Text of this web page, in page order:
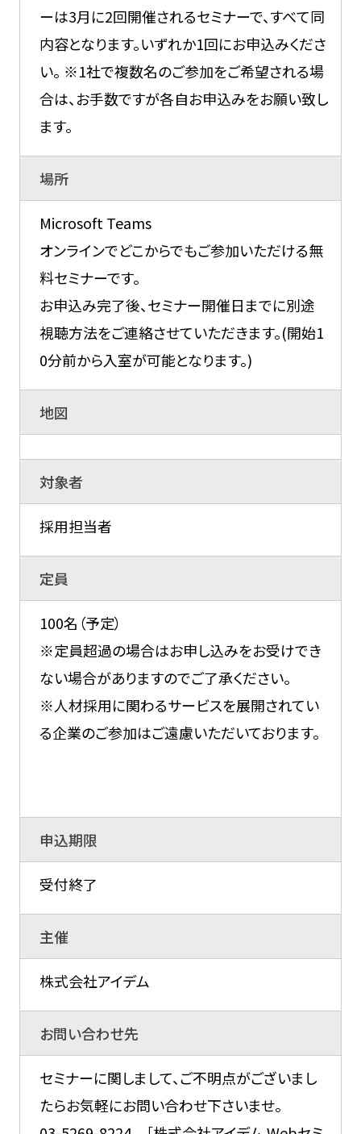
ーは3月に2回開催されるセミナーで、すべて同
内容となります。いずれか1回にお申込みくださ
い。 ※1社で複数名のご参加をご希望される場
合は、お手数ですが各自お申込みをお願い致し
ます。
場所
Microsoft Teams
オンラインでどこからでもご参加いただける無
料セミナーです。
お申込み完了後、セミナー開催日までに別途
視聴方法をご連絡させていただきます。(開始1
0分前から入室が可能となります。)
地図
対象者
採用担当者
定員
100名（予定）
※定員超過の場合はお申し込みをお受けでき
ない場合がありますのでご了承ください。
※人材採用に関わるサービスを展開されてい
る企業のご参加はご遠慮いただいております。
申込期限
受付終了
主催
株式会社アイデム
お問い合わせ先
セミナーに関しまして、ご不明点がございまし
たらお気軽にお問い合わせ下さいませ。